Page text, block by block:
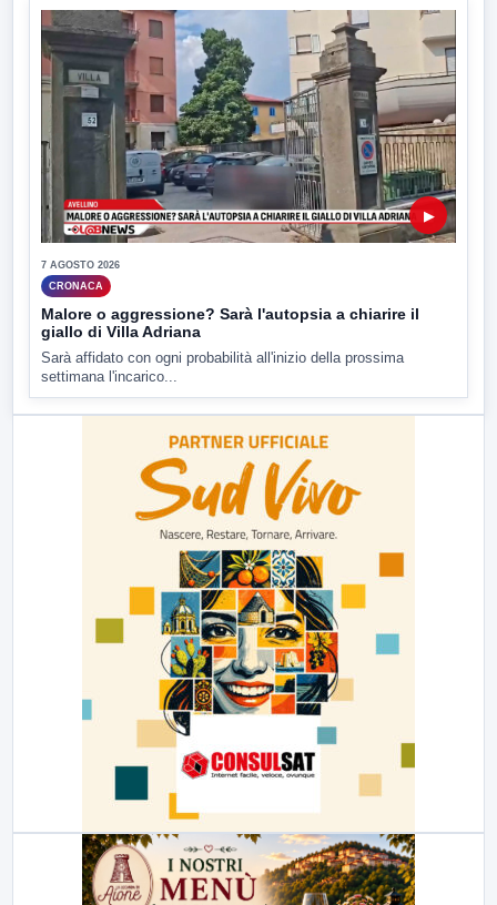
▶
7 AGOSTO 2026
CRONACA
Malore o aggressione? Sarà l'autopsia a chiarire il
giallo di Villa Adriana
Sarà affidato con ogni probabilità all'inizio della prossima
settimana l'incarico...